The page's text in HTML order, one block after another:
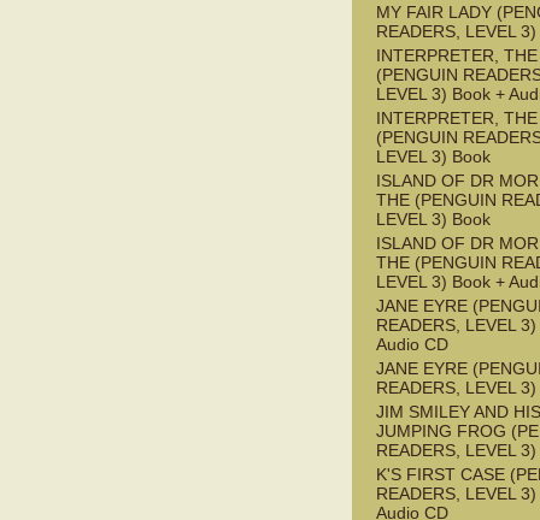
MY FAIR LADY
READERS, LEVEL
INTERPRETER, THE
(PENGUIN
LEVEL 3) Book +
INTERPRETER, THE
(PENGUIN
LEVEL 3) Book
ISLAND OF DR
THE (PENGUIN
LEVEL 3) Book
ISLAND OF DR
THE (PENGUIN
LEVEL 3) Book +
JANE EYRE
READERS, LEVEL
Audio CD
JANE EYRE
READERS, LEVEL
JIM SMILEY AND HIS
JUMPING FROG
READERS, LEVEL
K'S FIRST CASE
READERS, LEVEL
Audio CD